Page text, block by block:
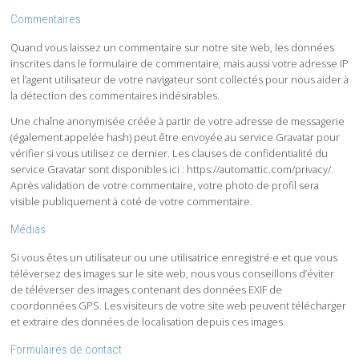
Commentaires
Quand vous laissez un commentaire sur notre site web, les données
inscrites dans le formulaire de commentaire, mais aussi votre adresse IP
et l’agent utilisateur de votre navigateur sont collectés pour nous aider à
la détection des commentaires indésirables.
Une chaîne anonymisée créée à partir de votre adresse de messagerie
(également appelée hash) peut être envoyée au service Gravatar pour
vérifier si vous utilisez ce dernier. Les clauses de confidentialité du
service Gravatar sont disponibles ici : https://automattic.com/privacy/.
Après validation de votre commentaire, votre photo de profil sera
visible publiquement à coté de votre commentaire.
Médias
Si vous êtes un utilisateur ou une utilisatrice enregistré·e et que vous
téléversez des images sur le site web, nous vous conseillons d’éviter
de téléverser des images contenant des données EXIF de
coordonnées GPS. Les visiteurs de votre site web peuvent télécharger
et extraire des données de localisation depuis ces images.
Formulaires de contact